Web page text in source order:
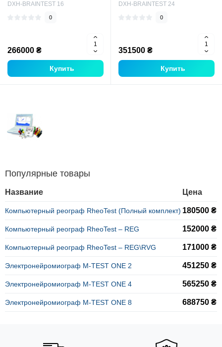
DXH-BRAINTEST 16
0
266000 ₴
Купить
DXH-BRAINTEST 24
0
351500 ₴
Купить
Популярные товары
Название Цена
Компьютерный реограф RheoTest (Полный комплект) 180500 ₴
Компьютерный реограф RheoTest – REG 152000 ₴
Компьютерный реограф RheoTest – REG\RVG 171000 ₴
Электронейромиограф M-TEST ONE 2 451250 ₴
Электронейромиограф M-TEST ONE 4 565250 ₴
Электронейромиограф M-TEST ONE 8 688750 ₴